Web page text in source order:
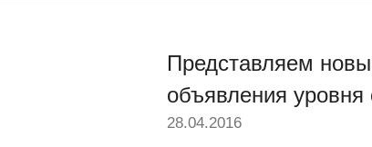
Представляем
объявления уровня
28.04.2016